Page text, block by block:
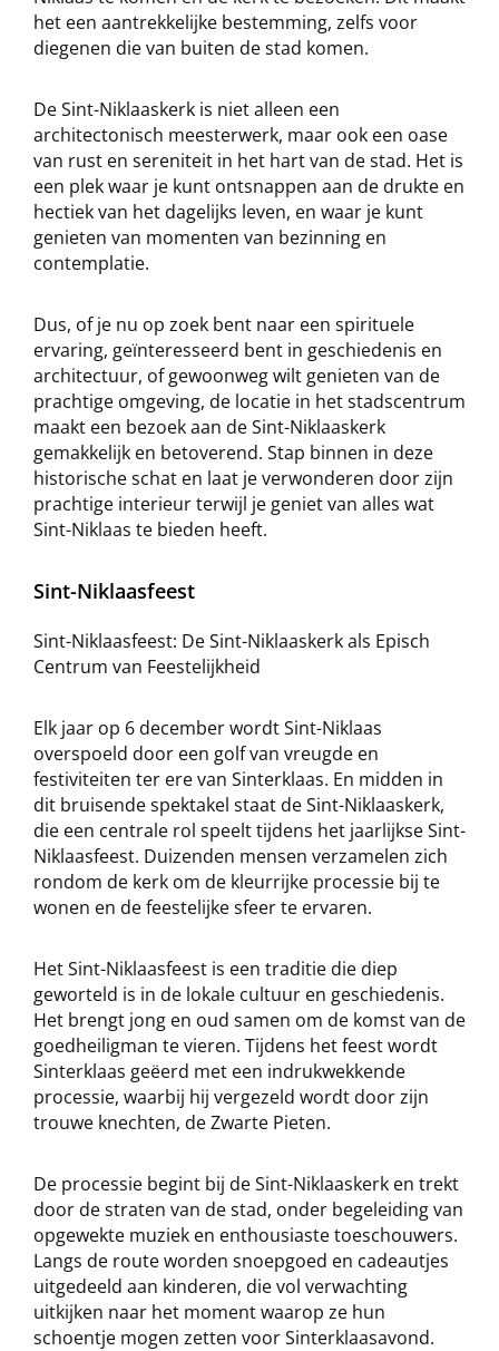
het een aantrekkelijke bestemming, zelfs voor
diegenen die van buiten de stad komen.
De Sint-Niklaaskerk is niet alleen een
architectonisch meesterwerk, maar ook een oase
van rust en sereniteit in het hart van de stad. Het is
een plek waar je kunt ontsnappen aan de drukte en
hectiek van het dagelijks leven, en waar je kunt
genieten van momenten van bezinning en
contemplatie.
Dus, of je nu op zoek bent naar een spirituele
ervaring, geïnteresseerd bent in geschiedenis en
architectuur, of gewoonweg wilt genieten van de
prachtige omgeving, de locatie in het stadscentrum
maakt een bezoek aan de Sint-Niklaaskerk
gemakkelijk en betoverend. Stap binnen in deze
historische schat en laat je verwonderen door zijn
prachtige interieur terwijl je geniet van alles wat
Sint-Niklaas te bieden heeft.
Sint-Niklaasfeest
Sint-Niklaasfeest: De Sint-Niklaaskerk als Episch
Centrum van Feestelijkheid
Elk jaar op 6 december wordt Sint-Niklaas
overspoeld door een golf van vreugde en
festiviteiten ter ere van Sinterklaas. En midden in
dit bruisende spektakel staat de Sint-Niklaaskerk,
die een centrale rol speelt tijdens het jaarlijkse Sint-
Niklaasfeest. Duizenden mensen verzamelen zich
rondom de kerk om de kleurrijke processie bij te
wonen en de feestelijke sfeer te ervaren.
Het Sint-Niklaasfeest is een traditie die diep
geworteld is in de lokale cultuur en geschiedenis.
Het brengt jong en oud samen om de komst van de
goedheiligman te vieren. Tijdens het feest wordt
Sinterklaas geëerd met een indrukwekkende
processie, waarbij hij vergezeld wordt door zijn
trouwe knechten, de Zwarte Pieten.
De processie begint bij de Sint-Niklaaskerk en trekt
door de straten van de stad, onder begeleiding van
opgewekte muziek en enthousiaste toeschouwers.
Langs de route worden snoepgoed en cadeautjes
uitgedeeld aan kinderen, die vol verwachting
uitkijken naar het moment waarop ze hun
schoentje mogen zetten voor Sinterklaasavond.